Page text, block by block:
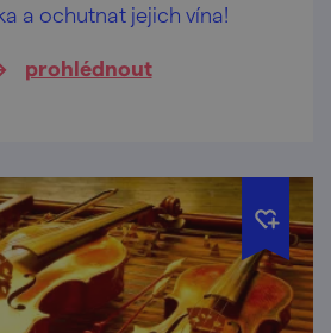
a ochutnat jejich vína!
prohlédnout